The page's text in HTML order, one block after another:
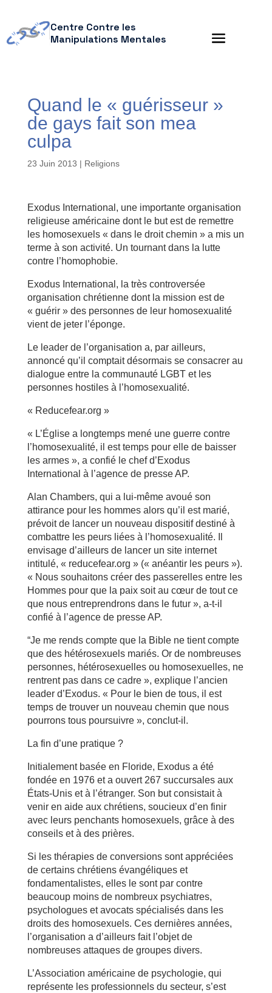
Centre Contre les
Manipulations Mentales
Quand le « guérisseur »
de gays fait son mea
culpa
23 Juin 2013 | Religions
Exodus International, une importante organisation
religieuse américaine dont le but est de remettre
les homosexuels « dans le droit chemin » a mis un
terme à son activité. Un tournant dans la lutte
contre l’homophobie.
Exodus International, la très controversée
organisation chrétienne dont la mission est de
« guérir » des personnes de leur homosexualité
vient de jeter l’éponge.
Le leader de l’organisation a, par ailleurs,
annoncé qu’il comptait désormais se consacrer au
dialogue entre la communauté LGBT et les
personnes hostiles à l’homosexualité.
« Reducefear.org »
« L’Église a longtemps mené une guerre contre
l’homosexualité, il est temps pour elle de baisser
les armes », a confié le chef d’Exodus
International à l’agence de presse AP.
Alan Chambers, qui a lui-même avoué son
attirance pour les hommes alors qu’il est marié,
prévoit de lancer un nouveau dispositif destiné à
combattre les peurs liées à l’homosexualité. Il
envisage d’ailleurs de lancer un site internet
intitulé, « reducefear.org » (« anéantir les peurs »).
« Nous souhaitons créer des passerelles entre les
Hommes pour que la paix soit au cœur de tout ce
que nous entreprendrons dans le futur », a-t-il
confié à l’agence de presse AP.
“Je me rends compte que la Bible ne tient compte
que des hétérosexuels mariés. Or de nombreuses
personnes, hétérosexuelles ou homosexuelles, ne
rentrent pas dans ce cadre », explique l’ancien
leader d’Exodus. « Pour le bien de tous, il est
temps de trouver un nouveau chemin que nous
pourrons tous poursuivre », conclut-il.
La fin d’une pratique ?
Initialement basée en Floride, Exodus a été
fondée en 1976 et a ouvert 267 succursales aux
États-Unis et à l’étranger. Son but consistait à
venir en aide aux chrétiens, soucieux d’en finir
avec leurs penchants homosexuels, grâce à des
conseils et à des prières.
Si les thérapies de conversions sont appréciées
de certains chrétiens évangéliques et
fondamentalistes, elles le sont par contre
beaucoup moins de nombreux psychiatres,
psychologues et avocats spécialisés dans les
droits des homosexuels. Ces dernières années,
l’organisation a d’ailleurs fait l’objet de
nombreuses attaques de groupes divers.
L’Association américaine de psychologie, qui
représente les professionnels du secteur, s’est